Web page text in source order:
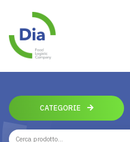
CATEGORIE